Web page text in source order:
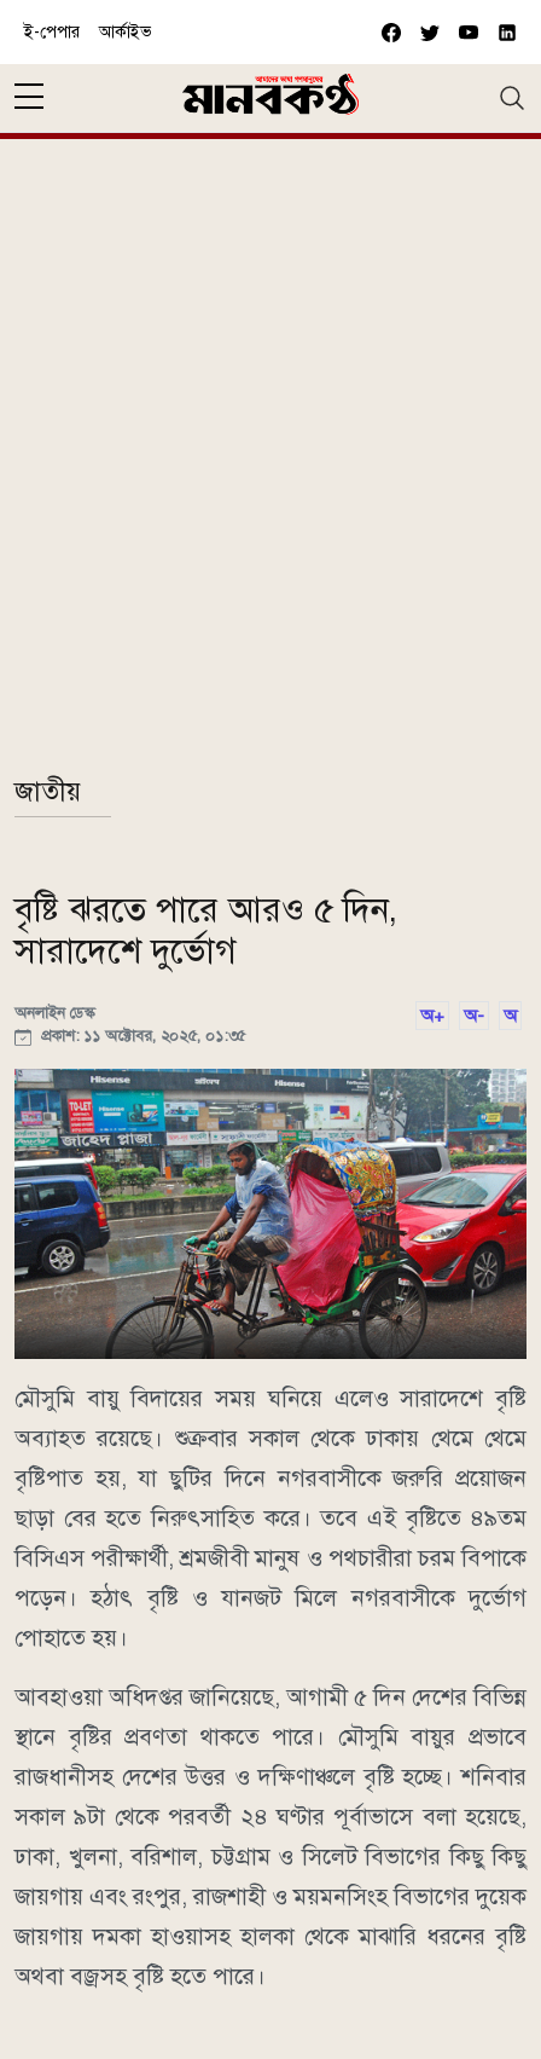
ই-পেপার আর্কাইভ
জাতীয়
বৃষ্টি ঝরতে পারে আরও ৫ দিন,
সারাদেশে দুর্ভোগ
অনলাইন ডেস্ক
প্রকাশ: ১১ অক্টোবর, ২০২৫, ০১:৩৫
অ+ অ- অ
মৌসুমি বায়ু বিদায়ের সময় ঘনিয়ে এলেও সারাদেশে বৃষ্টি
অব্যাহত রয়েছে। শুক্রবার সকাল থেকে ঢাকায় থেমে থেমে
বৃষ্টিপাত হয়, যা ছুটির দিনে নগরবাসীকে জরুরি প্রয়োজন
ছাড়া বের হতে নিরুৎসাহিত করে। তবে এই বৃষ্টিতে ৪৯তম
বিসিএস পরীক্ষার্থী, শ্রমজীবী মানুষ ও পথচারীরা চরম বিপাকে
পড়েন। হঠাৎ বৃষ্টি ও যানজট মিলে নগরবাসীকে দুর্ভোগ
পোহাতে হয়।
আবহাওয়া অধিদপ্তর জানিয়েছে, আগামী ৫ দিন দেশের বিভিন্ন
স্থানে বৃষ্টির প্রবণতা থাকতে পারে। মৌসুমি বায়ুর প্রভাবে
রাজধানীসহ দেশের উত্তর ও দক্ষিণাঞ্চলে বৃষ্টি হচ্ছে। শনিবার
সকাল ৯টা থেকে পরবর্তী ২৪ ঘণ্টার পূর্বাভাসে বলা হয়েছে,
ঢাকা, খুলনা, বরিশাল, চট্টগ্রাম ও সিলেট বিভাগের কিছু কিছু
জায়গায় এবং রংপুর, রাজশাহী ও ময়মনসিংহ বিভাগের দুয়েক
জায়গায় দমকা হাওয়াসহ হালকা থেকে মাঝারি ধরনের বৃষ্টি
অথবা বজ্রসহ বৃষ্টি হতে পারে।